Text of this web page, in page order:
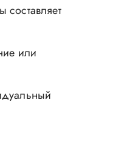
составляет
или